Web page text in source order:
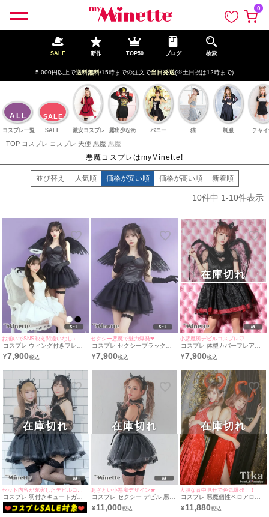
0
SALE 新作 TOP50 ブログ 検索
5,000円以上で送料無料/15時までの注文で当日発送(※土日祝は12時まで)
ALL
コスプレ一覧
SALE
SALE 激安コスプレ 露出少なめ バニー 猫 制服 チャ
TOP コスプレ コスプレ 天使 悪魔 悪魔
悪魔コスプレはmyMinette!
並び替え 人気順 価格が安い順 価格が高い順 新着順
10件中 1-10件表示
お揃いでSNS映え間違いなし♪
コスプレ ウィング付きフレア
スカートペアベアトップガーリ
ー悪魔&天使(S~L)
¥7,900
セクシー悪魔で魅力爆発❤︎
コスプレ セクシーブラックフ
レアスカート羽付きデビル [4
点セット] (ワンピース/羽/ガー
¥7,900
小悪魔風デビルコスプレ♡
コスプレ 体型カバーフレアス
カートレースシアーガーリーブ
ラックデビル [3点セット] (ワン
¥7,900
在庫切れ
コスプレ 羽付きキュートガー
リーブラックデビル [7点セッ
ト] (ワンピース/チョーカー/ハ
在庫切れ
あざとい小悪魔デザイン★
コスプレ セクシー デビル 悪魔
レース 7点セット (ワンピース/
チョーカー/ハーネス/カチュー
¥11,000
在庫切れ
大胆な背中見せで色気爆発！！
コスプレ 悪魔個性ベロアロン
グ丈セクシーペアホラー [2点
セット] (ドレス/ツノ)(S～L)
¥11,880
在庫切れ
ペー
ジト
ップ